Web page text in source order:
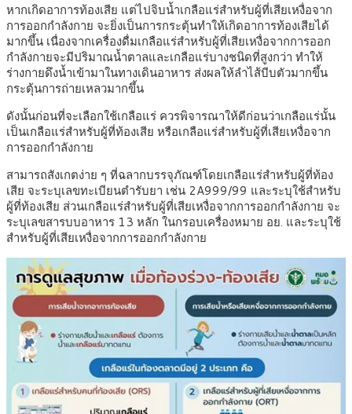
หากเกิดอาการท้องเสีย แต่ไปจิบน้ำเกลือแร่สำหรับผู้ที่เสียเหงื่อจาก
การออกกำลังกาย จะยิ่งเป็นการกระตุ้นทำให้เกิดอาการท้องเสียได้
มากขึ้น เนื่องจากเครื่องดื่มเกลือแร่สำหรับผู้ที่เสียเหงื่อจากการออก
กำลังกายจะมีปริมาณน้ำตาลและเกลือแร่บางชนิดที่สูงกว่า ทำให้
ร่างกายดึงน้ำเข้ามาในทางเดินอาหาร ส่งผลให้ลำไส้บีบตัวมากขึ้น
กระตุ้นการถ่ายเหลวมากขึ้น
ดังนั้นก่อนที่จะเลือกใช้เกลือแร่ ควรพิจารณาให้ดีก่อนว่าเกลือแร่นั้น
เป็นเกลือแร่สำหรับผู้ที่ท้องเสีย หรือเกลือแร่สำหรับผู้ที่เสียเหงื่อจาก
การออกกำลังกาย
สามารถสังเกตง่าย ๆ ที่ฉลากบรรจุภัณฑ์โดยเกลือแร่สำหรับผู้ที่ท้อง
เสีย จะระบุเลขทะเบียนตำรับยา เช่น 2A999/99 และระบุใช้สำหรับ
ผู้ที่ท้องเสีย ส่วนเกลือแร่สำหรับผู้ที่เสียเหงื่อจากการออกกำลังกาย จะ
ระบุเลขสารบบอาหาร 13 หลัก ในกรอบเครื่องหมาย อย. และระบุใช้
สำหรับผู้ที่เสียเหงื่อจากการออกกำลังกาย